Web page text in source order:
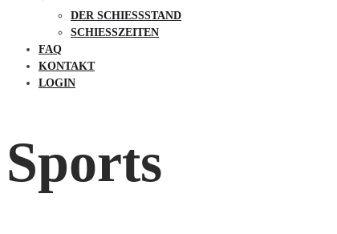
DER SCHIESSSTAND
SCHIESSZEITEN
FAQ
KONTAKT
LOGIN
Sports